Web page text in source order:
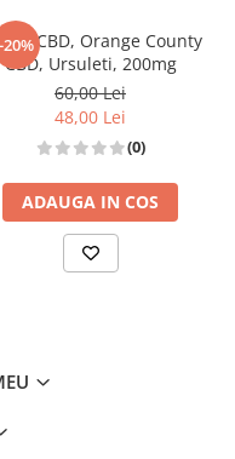
-20%CBD, Orange County
CBD, Ursuleti, 200mg
60,00 Lei
48,00 Lei
(0)
ADAUGA IN COS